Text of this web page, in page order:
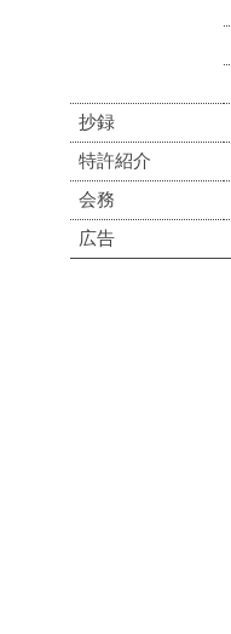
抄録
特許紹介
会務
広告